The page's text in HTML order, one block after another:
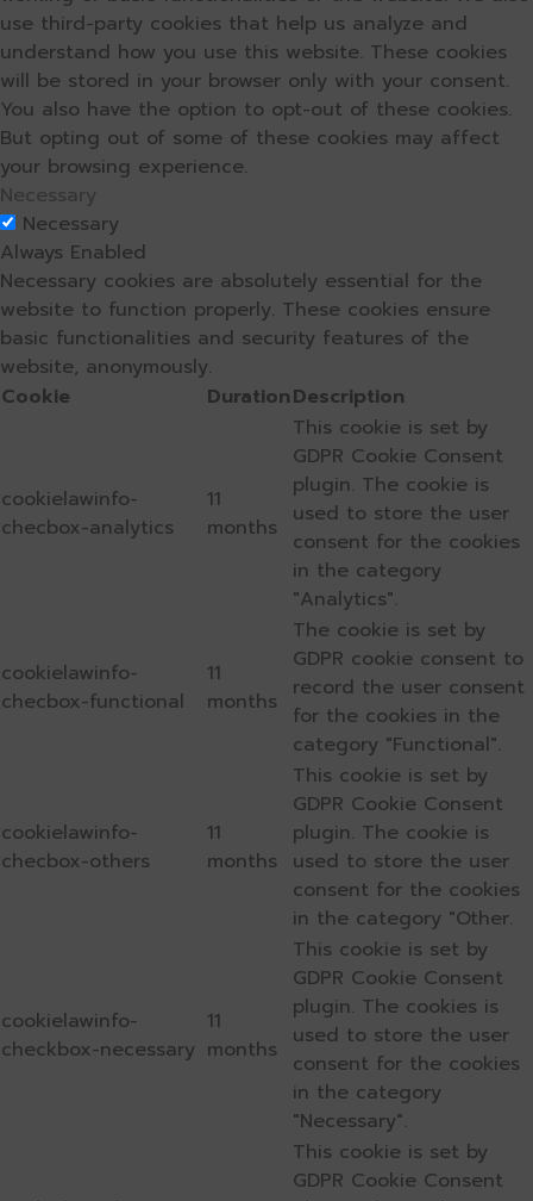
use third-party cookies that help us analyze and
understand how you use this website. These cookies
will be stored in your browser only with your consent.
You also have the option to opt-out of these cookies.
But opting out of some of these cookies may affect
your browsing experience.
Necessary
Necessary
Always Enabled
Necessary cookies are absolutely essential for the
website to function properly. These cookies ensure
basic functionalities and security features of the
website, anonymously.
Cookie
DurationDescription
cookielawinfo-
checbox-analytics
11
months
This cookie is set by
GDPR Cookie Consent
plugin. The cookie is
used to store the user
consent for the cookies
in the category
"Analytics".
cookielawinfo-
checbox-functional
11
months
The cookie is set by
GDPR cookie consent to
record the user consent
for the cookies in the
category "Functional".
cookielawinfo-
checbox-others
11
months
This cookie is set by
GDPR Cookie Consent
plugin. The cookie is
used to store the user
consent for the cookies
in the category "Other.
cookielawinfo-
checkbox-necessary
11
months
This cookie is set by
GDPR Cookie Consent
plugin. The cookies is
used to store the user
consent for the cookies
in the category
"Necessary".
This cookie is set by
GDPR Cookie Consent